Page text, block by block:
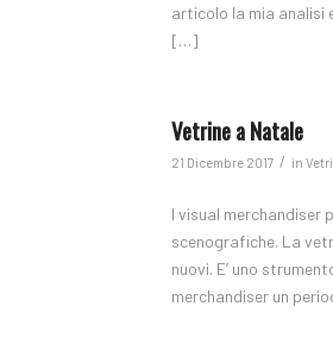
articolo la mia analisi
[…]
Vetrine a Natale
21 Dicembre 2017 / in
I visual merchandiser
scenografiche. La
nuovi. E’ uno
merchandiser un